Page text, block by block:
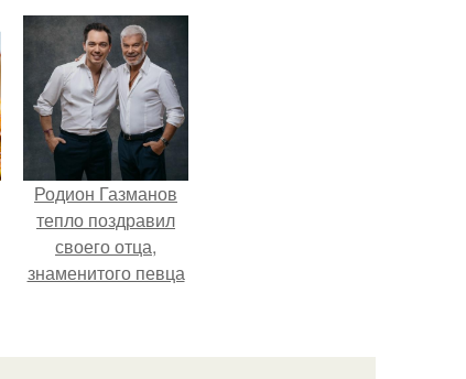
Родион Газманов
тепло поздравил
своего отца,
знаменитого певца
75-летием.